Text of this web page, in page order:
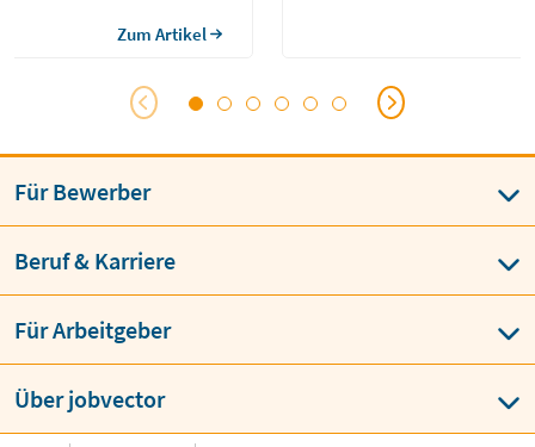
Zum Artikel
Für Bewerber
Beruf & Karriere
Für Arbeitgeber
Über jobvector